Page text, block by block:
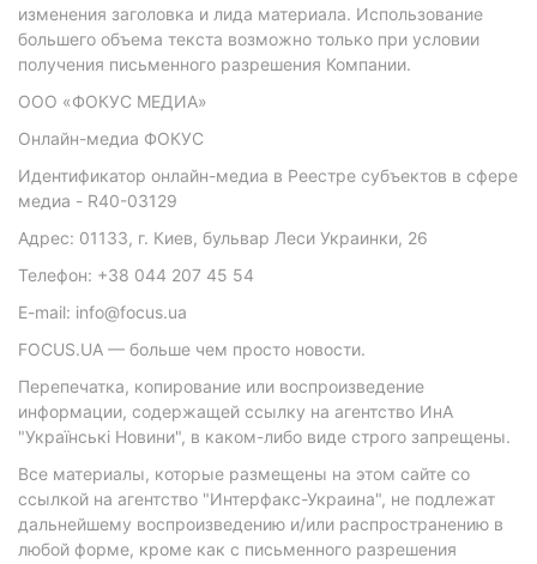
изменения заголовка и лида материала. Использование
большего объема текста возможно только при условии
получения письменного разрешения Компании.
ООО «ФОКУС МЕДИА»
Онлайн-медиа ФОКУС
Идентификатор онлайн-медиа в Реестре субъектов в сфере
медиа - R40-03129
Адрес: 01133, г. Киев, бульвар Леси Украинки, 26
Телефон: +38 044 207 45 54
E-mail: info@focus.ua
FOCUS.UA — больше чем просто новости.
Перепечатка, копирование или воспроизведение
информации, содержащей ссылку на агентство ИнА
"Українські Новини", в каком-либо виде строго запрещены.
Все материалы, которые размещены на этом сайте со
ссылкой на агентство "Интерфакс-Украина", не подлежат
дальнейшему воспроизведению и/или распространению в
любой форме, кроме как с письменного разрешения